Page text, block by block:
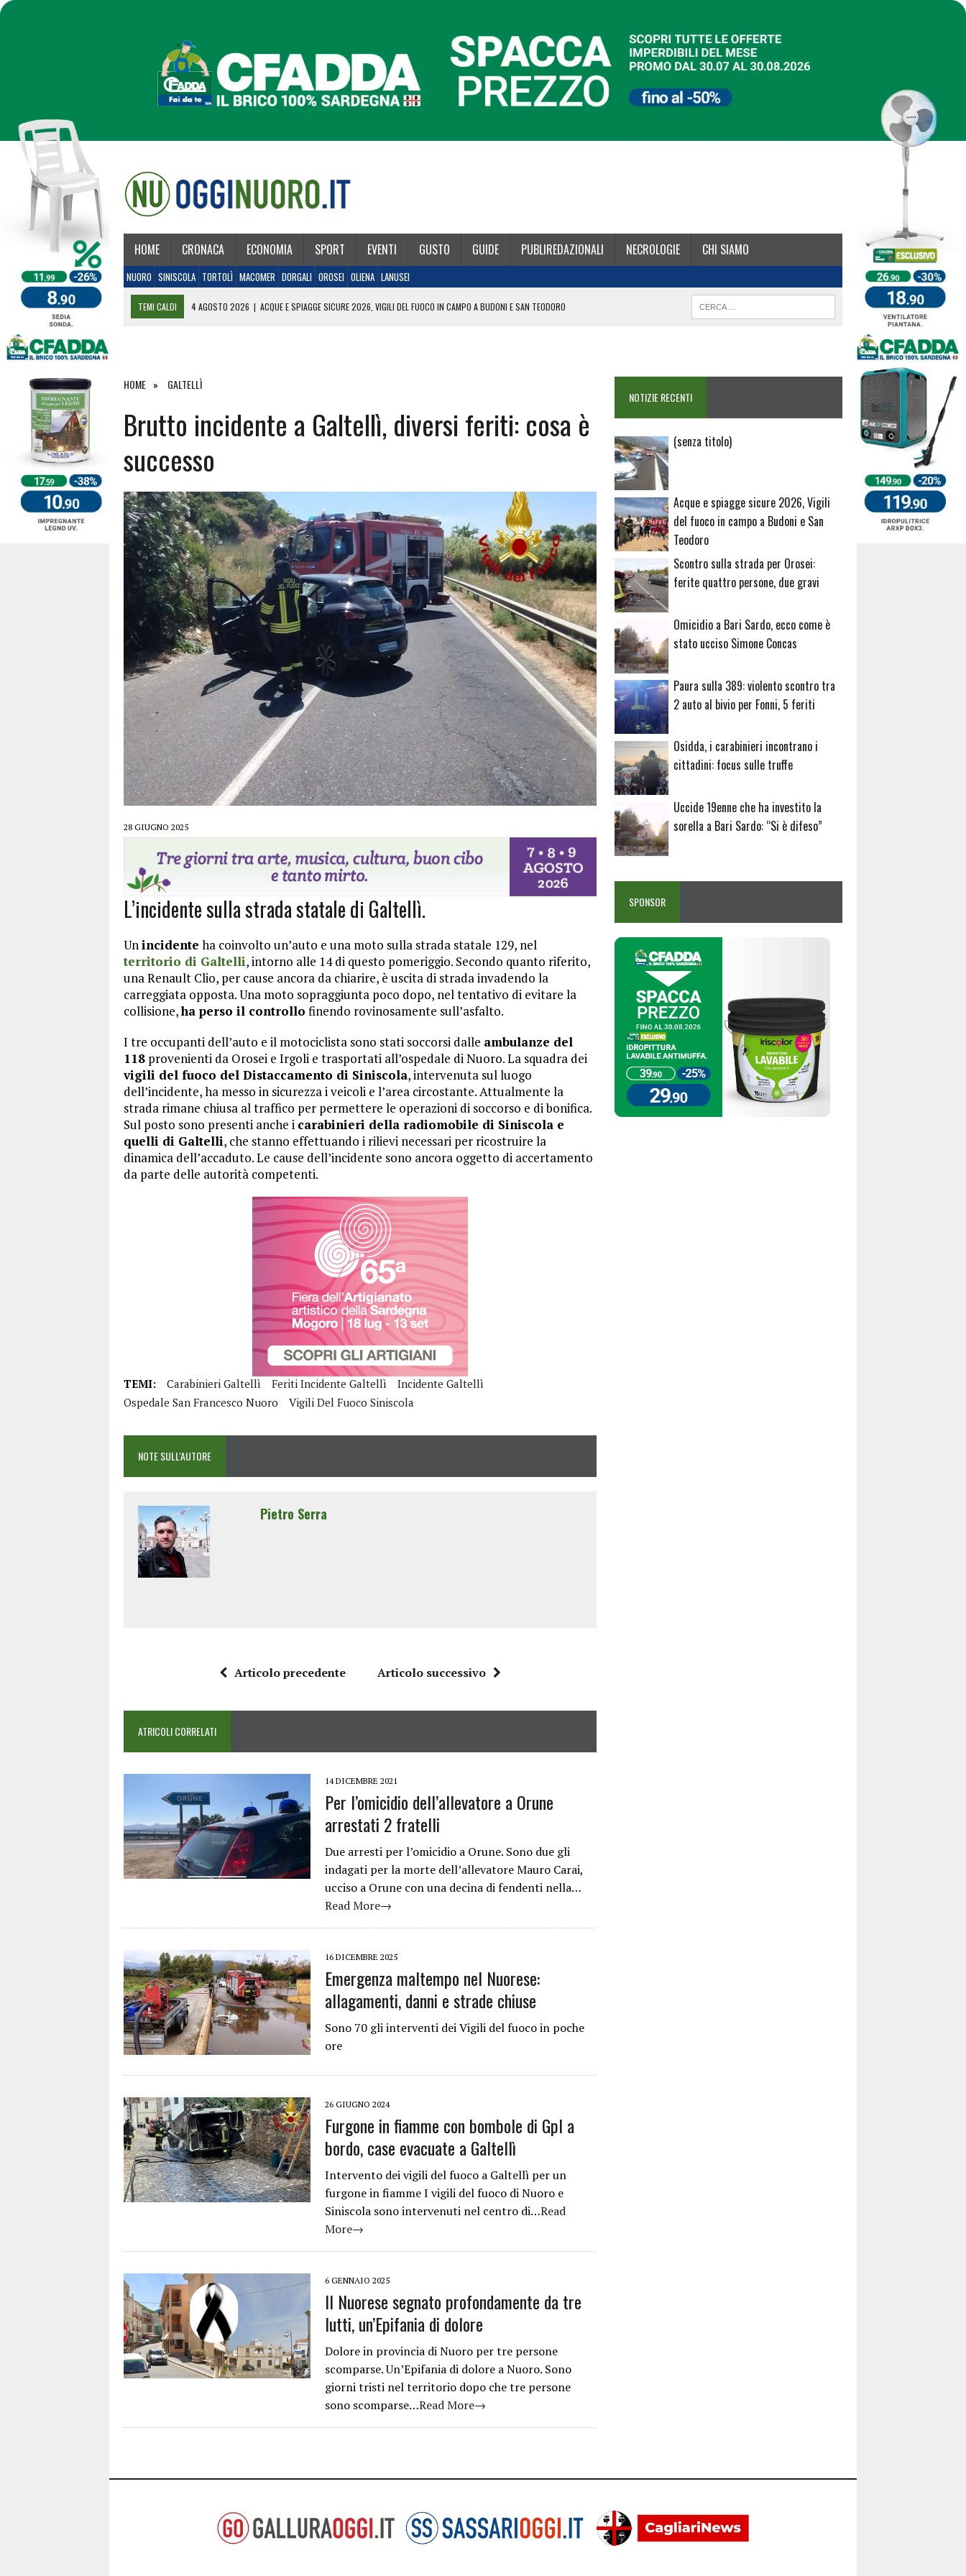
HOME CRONACA ECONOMIA SPORT EVENTI GUSTO GUIDE PUBLIREDAZIONALI NECROLOGIE CHI SIAMO
NUORO SINISCOLA TORTOLÌ MACOMER DORGALI OROSEI OLIENA LANUSEI
TEMI CALDI 4 AGOSTO 2026 | ACQUE E SPIAGGE SICURE 2026, VIGILI DEL FUOCO IN CAMPO A BUDONI E SAN TEODORO
26 LUGLIO 2026 |
HOME GALTELLÌ
Brutto incidente a Galtellì, diversi feriti: cosa è
successo
28 GIUGNO 2025
L’incidente sulla strada statale di Galtellì.
Unincidente ha coinvolto un’auto e una moto sulla strada statale 129, nel
territorio di Galtelli, intorno alle 14 di questo pomeriggio. Secondo quanto riferito,
una Renault Clio, per cause ancora da chiarire, è uscita di strada invadendo la
carreggiata opposta. Una moto sopraggiunta poco dopo, nel tentativo di evitare la
collisione,ha perso il controllo finendo rovinosamente sull’asfalto.
I tre occupanti dell’auto e il motociclista sono stati soccorsi dalle ambulanze del
118 provenienti da Orosei e Irgoli e trasportati all’ospedale di Nuoro. La squadra dei
vigili del fuoco del Distaccamento di Siniscola, intervenuta sul luogo
dell’incidente, ha messo in sicurezza i veicoli e l’area circostante. Attualmente la
strada rimane chiusa al traffico per permettere le operazioni di soccorso e di bonifica.
Sul posto sono presenti anche i carabinieri della radiomobile di Siniscola e
quelli di Galtelli, che stanno effettuando i rilievi necessari per ricostruire la
dinamica dell’accaduto. Le cause dell’incidente sono ancora oggetto di accertamento
da parte delle autorità competenti.
TEMI: Carabinieri Galtellì Feriti Incidente Galtellì
Incidente Galtellì
Ospedale San Francesco Nuoro
Vigili Del Fuoco Siniscola
NOTE SULL'AUTORE
Pietro Serra
Articolo precedente Articolo successivo
ATRICOLI CORRELATI
14 DICEMBRE 2021
Per l’omicidio dell’allevatore a Orune
arrestati 2 fratelli
Due arresti per l’omicidio a Orune. Sono due gli
indagati per la morte dell’allevatore Mauro Carai,
ucciso a Orune con una decina di fendenti nella…
Read More→
16 DICEMBRE 2025
Emergenza maltempo nel Nuorese:
allagamenti, danni e strade chiuse
Sono 70 gli interventi dei Vigili del fuoco in poche
ore
26 GIUGNO 2024
Furgone in fiamme con bombole di Gpl a
bordo, case evacuate a Galtellì
Intervento dei vigili del fuoco a Galtellì per un
furgone in fiamme I vigili del fuoco di Nuoro e
Siniscola sono intervenuti nel centro di…Read
More→
6 GENNAIO 2025
Il Nuorese segnato profondamente da tre
lutti, un’Epifania di dolore
Dolore in provincia di Nuoro per tre persone
scomparse. Un’Epifania di dolore a Nuoro. Sono
giorni tristi nel territorio dopo che tre persone
sono scomparse…Read More→
NOTIZIE RECENTI
(senza titolo)Articolo
Acque e spiagge sicure 2026, Vigili
del fuoco in campo a Budoni e San
Teodoro
Scontro sulla strada per Orosei:
ferite quattro persone, due gravi
Omicidio a Bari Sardo, ecco come è
stato ucciso Simone Concas
Paura sulla 389: violento scontro tra
2 auto al bivio per Fonni, 5 feriti
Osidda, i carabinieri incontrano i
cittadini: focus sulle truffe
Uccide 19enne che ha investito la
sorella a Bari Sardo: “Si è difeso”
SPONSOR